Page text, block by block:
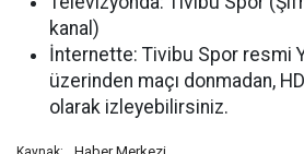
kanal)
İnternette: Tivibu Spor resmi
üzerinden maçı donmadan,
olarak izleyebilirsiniz.